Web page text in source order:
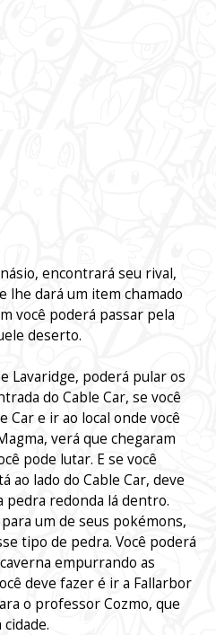
encontrará seu rival,
lhe dará um item chamado
você poderá passar pela
deserto.
Lavaridge, poderá pular os
do Cable Car, se você
Car e ir ao local onde você
verá que chegaram
pode lutar. E se você
ao lado do Cable Car, deve
pedra redonda lá dentro.
um de seus pokémons,
tipo de pedra. Você poderá
empurrando as
deve fazer é ir a Fallarbor
o professor Cozmo, que